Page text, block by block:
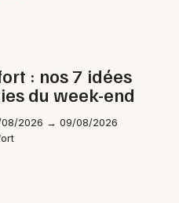
: nos 7 idées
du week-end
2026 → 09/08/2026